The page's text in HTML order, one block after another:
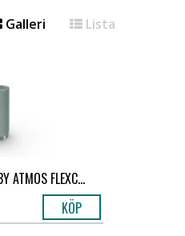
Galleri Lista
ATMOS FLEXC...
KÖP